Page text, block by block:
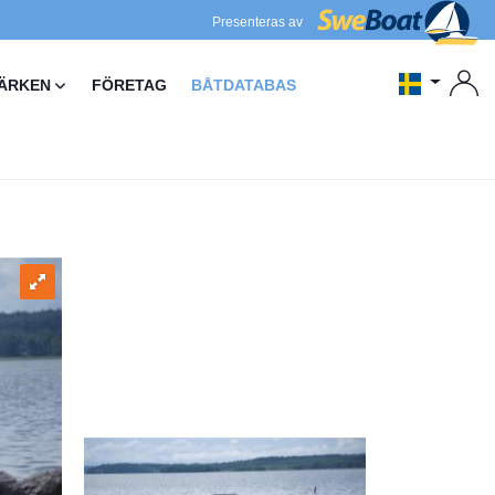
Presenteras av
FÖRETAG BÅTDATABAS